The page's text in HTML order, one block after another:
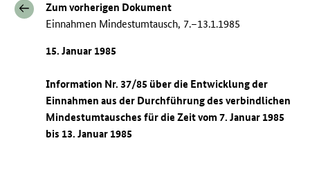
Zum vorherigen Dokument
Einnahmen Mindestumtausch, 7.–13.1.1985
15. Januar 1985
Information Nr. 37/85 über die Entwicklung der
Einnahmen aus der Durchführung des verbindlichen
Mindestumtausches für die Zeit vom 7. Januar 1985
bis 13. Januar 1985